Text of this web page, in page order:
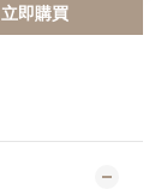
立即購買